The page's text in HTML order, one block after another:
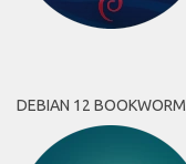
DEBIAN 12 BOOKWORM